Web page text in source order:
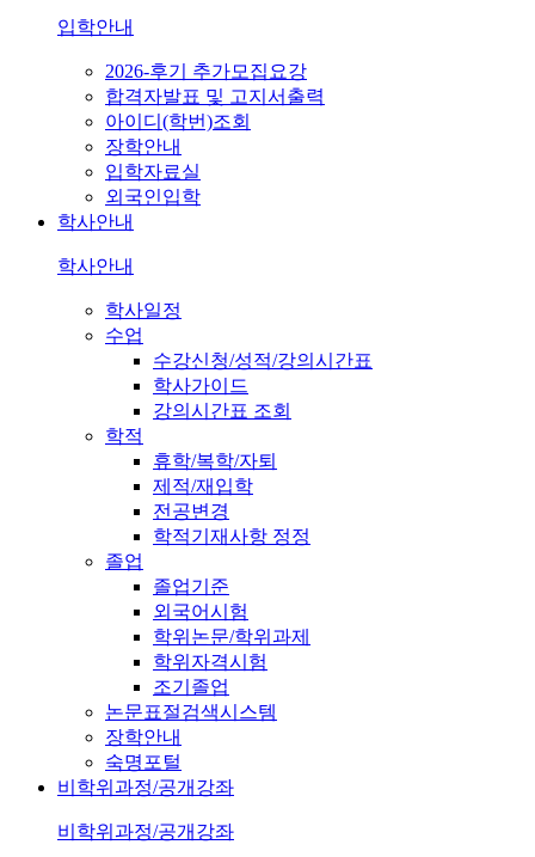
입학안내
2026-후기 추가모집요강
합격자발표 및 고지서출력
아이디(학번)조회
장학안내
입학자료실
외국인입학
학사안내
학사안내
학사일정
수업
수강신청/성적/강의시간표
학사가이드
강의시간표 조회
학적
휴학/복학/자퇴
제적/재입학
전공변경
학적기재사항 정정
졸업
졸업기준
외국어시험
학위논문/학위과제
학위자격시험
조기졸업
논문표절검색시스템
장학안내
숙명포털
비학위과정/공개강좌
비학위과정/공개강좌